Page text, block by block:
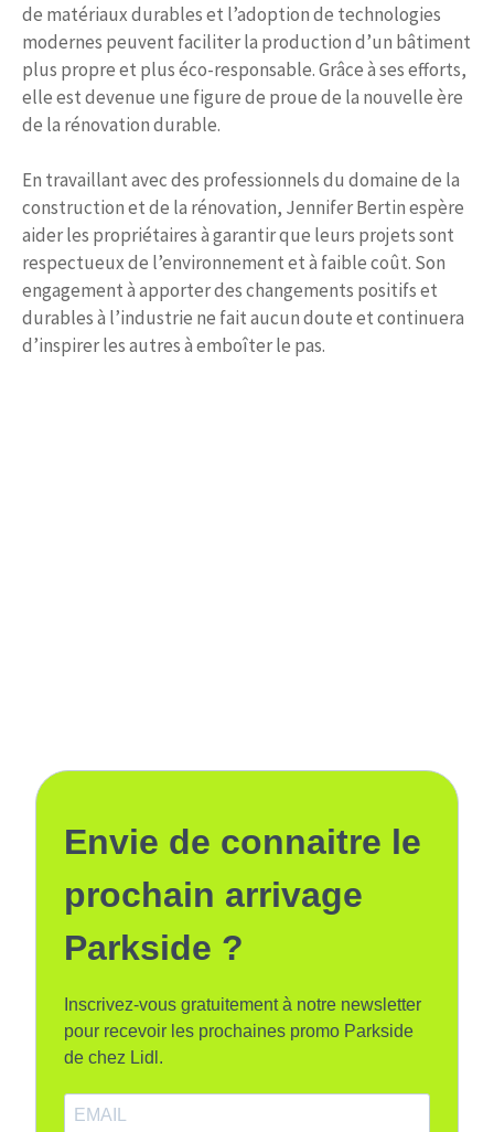
de matériaux durables et l’adoption de technologies
modernes peuvent faciliter la production d’un bâtiment
plus propre et plus éco-responsable. Grâce à ses efforts,
elle est devenue une figure de proue de la nouvelle ère
de la rénovation durable.
En travaillant avec des professionnels du domaine de la
construction et de la rénovation, Jennifer Bertin espère
aider les propriétaires à garantir que leurs projets sont
respectueux de l’environnement et à faible coût. Son
engagement à apporter des changements positifs et
durables à l’industrie ne fait aucun doute et continuera
d’inspirer les autres à emboîter le pas.
Envie de connaitre le
prochain arrivage
Parkside ?
Inscrivez-vous gratuitement à notre newsletter
pour recevoir les prochaines promo Parkside
de chez Lidl.